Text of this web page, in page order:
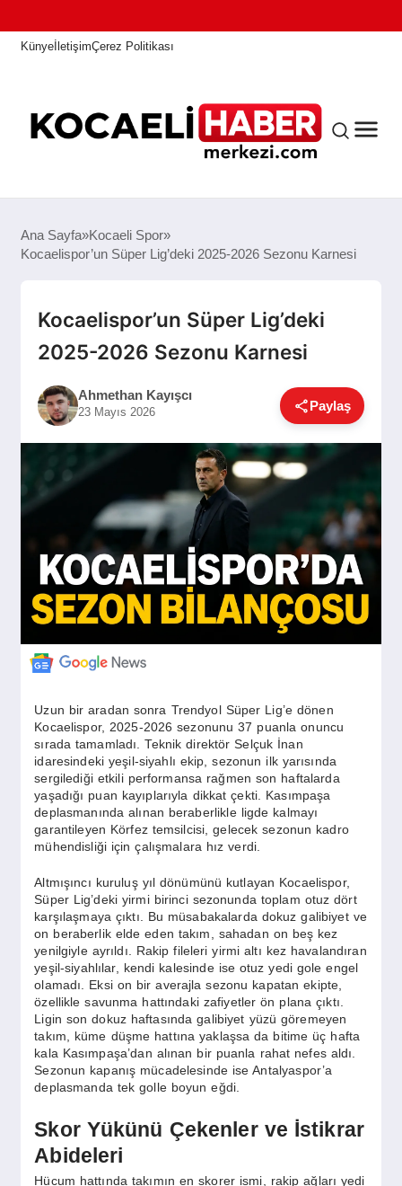
KünyeİletişimÇerez Politikası
ANASAYFA
ASAYIŞ
GÜNDEM
SIYASET
EKONOMI
SAĞLIK
SPOR
Ana Sayfa Kocaeli Spor
Kocaelispor’un Süper Lig’deki 2025-2026 Sezonu Karnesi
Kocaelispor’un Süper Lig’deki
2025-2026 Sezonu Karnesi
Ahmethan Kayışcı
23 Mayıs 2026 Paylaş
Uzun bir aradan sonra Trendyol Süper Lig’e dönen
Kocaelispor, 2025-2026 sezonunu 37 puanla onuncu
sırada tamamladı. Teknik direktör Selçuk İnan
idaresindeki yeşil-siyahlı ekip, sezonun ilk yarısında
sergilediği etkili performansa rağmen son haftalarda
yaşadığı puan kayıplarıyla dikkat çekti. Kasımpaşa
deplasmanında alınan beraberlikle ligde kalmayı
garantileyen Körfez temsilcisi, gelecek sezonun kadro
mühendisliği için çalışmalara hız verdi.
Altmışıncı kuruluş yıl dönümünü kutlayan Kocaelispor,
Süper Lig’deki yirmi birinci sezonunda toplam otuz dört
karşılaşmaya çıktı. Bu müsabakalarda dokuz galibiyet ve
on beraberlik elde eden takım, sahadan on beş kez
yenilgiyle ayrıldı. Rakip fileleri yirmi altı kez havalandıran
yeşil-siyahlılar, kendi kalesinde ise otuz yedi gole engel
olamadı. Eksi on bir averajla sezonu kapatan ekipte,
özellikle savunma hattındaki zafiyetler ön plana çıktı.
Ligin son dokuz haftasında galibiyet yüzü göremeyen
takım, küme düşme hattına yaklaşsa da bitime üç hafta
kala Kasımpaşa’dan alınan bir puanla rahat nefes aldı.
Sezonun kapanış mücadelesinde ise Antalyaspor’a
deplasmanda tek golle boyun eğdi.
Skor Yükünü Çekenler ve İstikrar
Abideleri
Hücum hattında takımın en skorer ismi, rakip ağları yedi